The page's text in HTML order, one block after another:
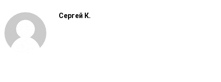
Сергей К.